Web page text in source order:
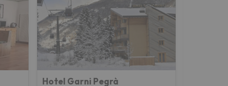
Hotel Garni Pegrà